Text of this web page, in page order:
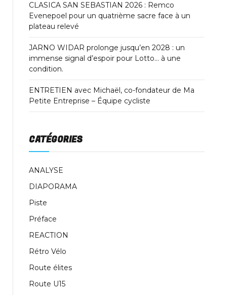
CLASICA SAN SEBASTIAN 2026 : Remco
Evenepoel pour un quatrième sacre face à un
plateau relevé
JARNO WIDAR prolonge jusqu’en 2028 : un
immense signal d’espoir pour Lotto… à une
condition.
ENTRETIEN avec Michaël, co-fondateur de Ma
Petite Entreprise – Équipe cycliste
CATÉGORIES
ANALYSE
DIAPORAMA
Piste
Préface
REACTION
Rétro Vélo
Route élites
Route U15